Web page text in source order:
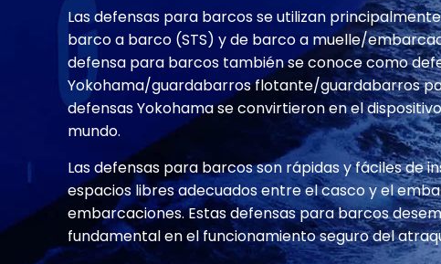
Las defensas para barcos se utilizan
barco a barco (STS) y de barco a muelle/
defensa para barcos también se conoce como
Yokohama/guardabarros flotante/guardabarros
defensas Yokohama se convirtieron en el
mundo.
Las defensas para barcos son rápidas y fáciles de
espacios libres adecuados entre el casco y el
embarcaciones. Estas defensas para barcos
fundamental en el funcionamiento seguro del